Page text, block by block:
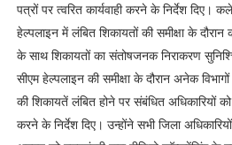
पत्रों पर त्वरित कार्यवाही करने के निर्देश दिए।
हेल्पलाइन में लंबित शिकायतों की समीक्षा के दौरान
के साथ शिकायतों का संतोषजनक निराकरण
सीएम हेल्पलाइन की समीक्षा के दौरान अनेक
की शिकायतें लंबित होने पर संबंधित अधिकारियों को
करने के निर्देश दिए। उन्होंने सभी जिला